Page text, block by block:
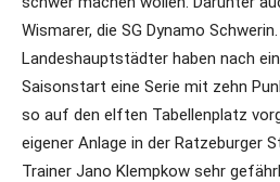
Wismarer, die SG Dynamo
Landeshauptstädter haben nach
Saisonstart eine Serie mit zehn
so auf den elften Tabellenplatz
eigener Anlage in der Ratzeburger
Trainer Jano Klempkow sehr